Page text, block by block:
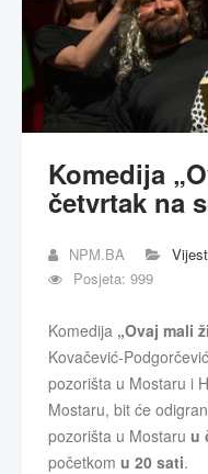
Komedija
četvrtak na
NPM.BA
Posjeta: 999
Komedija „Ovaj mali
Kovačević-
pozorišta u Mostaru i
Mostaru, bit će
pozorišta u Mostaru u
početkom u 20 sati.